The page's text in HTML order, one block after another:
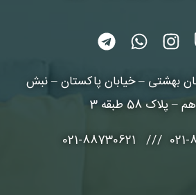
بهشتی – خیابان پاکستان – نبش
پلاک 58 طبقه 3
021-